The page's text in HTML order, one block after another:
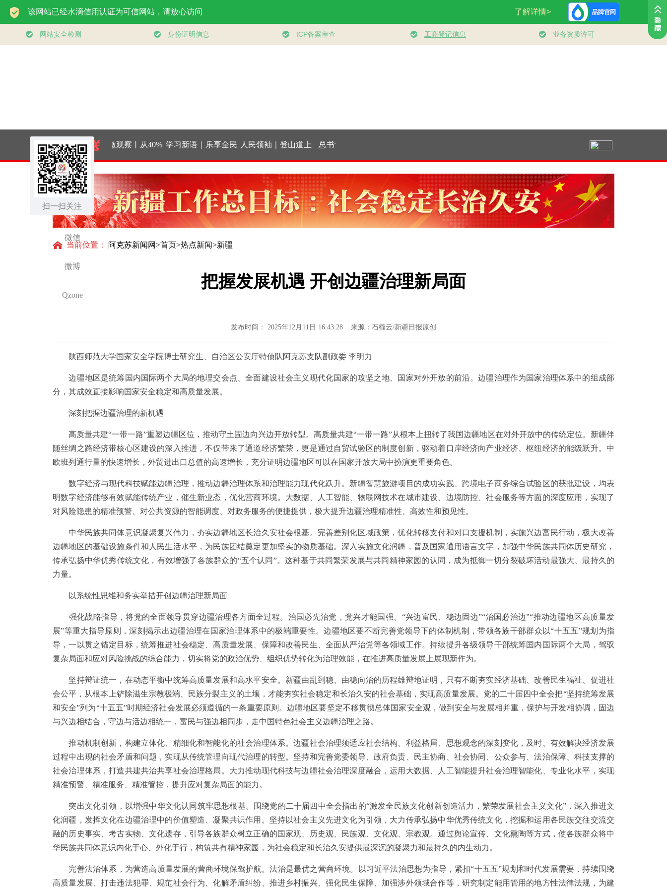
扫一扫关注
微信
微博
Qzone
时政微观察丨从40%
的新目标看全民健身
事业高质量发展
学习新语｜乐享全民
健身 共筑健康中国
人民领袖｜登山道上
的办公会
总书记的人民情怀
｜“让内需成为经济
发展的主动力”
健康、体质、幸福一
脉相承
习言道｜防汛工作，
习近平为何强调“宁
可十防九空”？
服务消费扩容升级
当前位置： 阿克苏新闻网>首页>热点新闻>新疆
把握发展机遇 开创边疆治理新局面
发布时间： 2025年12月11日 16:43:28 来源：石榴云/新疆日报原创
陕西师范大学国家安全学院博士研究生、自治区公安厅特侦队阿克苏支队副政委 李明力
边疆地区是统筹国内国际两个大局的地理交会点、全面建设社会主义现代化国家的攻坚之地、国家对外开放的前沿。边疆治理作为国家治理体系中的组成部
分，其成效直接影响国家安全稳定和高质量发展。
深刻把握边疆治理的新机遇
高质量共建“一带一路”重塑边疆区位，推动守土固边向兴边开放转型。高质量共建“一带一路”从根本上扭转了我国边疆地区在对外开放中的传统定位。新疆伴
随丝绸之路经济带核心区建设的深入推进，不仅带来了通道经济繁荣，更是通过自贸试验区的制度创新，驱动着口岸经济向产业经济、枢纽经济的能级跃升。中
欧班列通行量的快速增长，外贸进出口总值的高速增长，充分证明边疆地区可以在国家开放大局中扮演更重要角色。
数字经济与现代科技赋能边疆治理，推动边疆治理体系和治理能力现代化跃升。新疆智慧旅游项目的成功实践、跨境电子商务综合试验区的获批建设，均表
明数字经济能够有效赋能传统产业，催生新业态，优化营商环境。大数据、人工智能、物联网技术在城市建设、边境防控、社会服务等方面的深度应用，实现了
对风险隐患的精准预警、对公共资源的智能调度、对政务服务的便捷提供，极大提升边疆治理精准性、高效性和预见性。
中华民族共同体意识凝聚复兴伟力，夯实边疆地区长治久安社会根基。完善差别化区域政策，优化转移支付和对口支援机制，实施兴边富民行动，极大改善
边疆地区的基础设施条件和人民生活水平，为民族团结奠定更加坚实的物质基础。深入实施文化润疆，普及国家通用语言文字，加强中华民族共同体历史研究，
传承弘扬中华优秀传统文化，有效增强了各族群众的“五个认同”。这种基于共同繁荣发展与共同精神家园的认同，成为抵御一切分裂破坏活动最强大、最持久的
力量。
以系统性思维和务实举措开创边疆治理新局面
强化战略指导，将党的全面领导贯穿边疆治理各方面全过程。治国必先治党，党兴才能国强。“兴边富民、稳边固边”“治国必治边”“推动边疆地区高质量发
展”等重大指导原则，深刻揭示出边疆治理在国家治理体系中的极端重要性。边疆地区要不断完善党领导下的体制机制，带领各族干部群众以“十五五”规划为指
导，一以贯之锚定目标，统筹推进社会稳定、高质量发展、保障和改善民生、全面从严治党等各领域工作。持续提升各级领导干部统筹国内国际两个大局，驾驭
复杂局面和应对风险挑战的综合能力，切实将党的政治优势、组织优势转化为治理效能，在推进高质量发展上展现新作为。
坚持辩证统一，在动态平衡中统筹高质量发展和高水平安全。新疆由乱到稳、由稳向治的历程雄辩地证明，只有不断夯实经济基础、改善民生福祉、促进社
会公平，从根本上铲除滋生宗教极端、民族分裂主义的土壤，才能夯实社会稳定和长治久安的社会基础，实现高质量发展。党的二十届四中全会把“坚持统筹发展
和安全”列为“十五五”时期经济社会发展必须遵循的一条重要原则。边疆地区要坚定不移贯彻总体国家安全观，做到安全与发展相并重，保护与开发相协调，固边
与兴边相结合，守边与活边相统一，富民与强边相同步，走中国特色社会主义边疆治理之路。
推动机制创新，构建立体化、精细化和智能化的社会治理体系。边疆社会治理须适应社会结构、利益格局、思想观念的深刻变化，及时、有效解决经济发展
过程中出现的社会矛盾和问题，实现从传统管理向现代治理的转型。坚持和完善党委领导、政府负责、民主协商、社会协同、公众参与、法治保障、科技支撑的
社会治理体系，打造共建共治共享社会治理格局。大力推动现代科技与边疆社会治理深度融合，运用大数据、人工智能提升社会治理智能化、专业化水平，实现
精准预警、精准服务、精准管控，提升应对复杂局面的能力。
突出文化引领，以增强中华文化认同筑牢思想根基。围绕党的二十届四中全会指出的“激发全民族文化创新创造活力，繁荣发展社会主义文化”，深入推进文
化润疆，发挥文化在边疆治理中的价值塑造、凝聚共识作用。坚持以社会主义先进文化为引领，大力传承弘扬中华优秀传统文化，挖掘和运用各民族交往交流交
融的历史事实、考古实物、文化遗存，引导各族群众树立正确的国家观、历史观、民族观、文化观、宗教观。通过舆论宣传、文化熏陶等方式，使各族群众将中
华民族共同体意识内化于心、外化于行，构筑共有精神家园，为社会稳定和长治久安提供最深沉的凝聚力和最持久的内生动力。
完善法治体系，为营造高质量发展的营商环境保驾护航。法治是最优之营商环境。以习近平法治思想为指导，紧扣“十五五”规划和时代发展需要，持续围绕
高质量发展、打击违法犯罪、规范社会行为、化解矛盾纠纷、推进乡村振兴、强化民生保障、加强涉外领域合作等，研究制定能用管用的地方性法律法规，为建